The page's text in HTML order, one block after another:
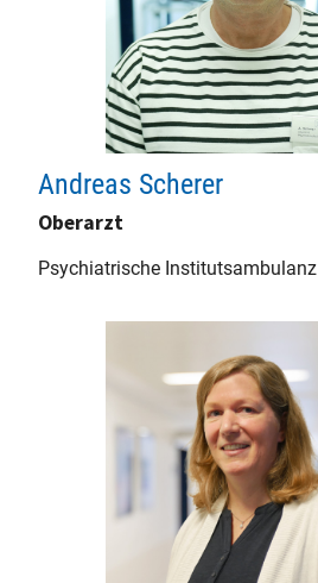
Andreas Scherer
Oberarzt
Psychiatrische Institutsambulanz